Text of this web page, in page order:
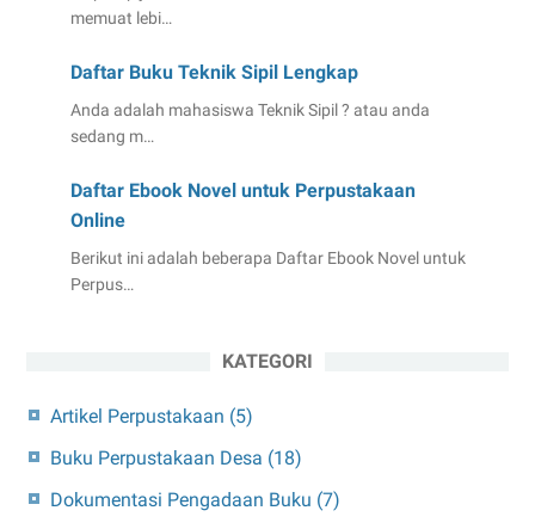
memuat lebi…
Daftar Buku Teknik Sipil Lengkap
Anda adalah mahasiswa Teknik Sipil ? atau anda
sedang m…
Daftar Ebook Novel untuk Perpustakaan
Online
Berikut ini adalah beberapa Daftar Ebook Novel untuk
Perpus…
KATEGORI
Artikel Perpustakaan (5)
Buku Perpustakaan Desa (18)
Dokumentasi Pengadaan Buku (7)